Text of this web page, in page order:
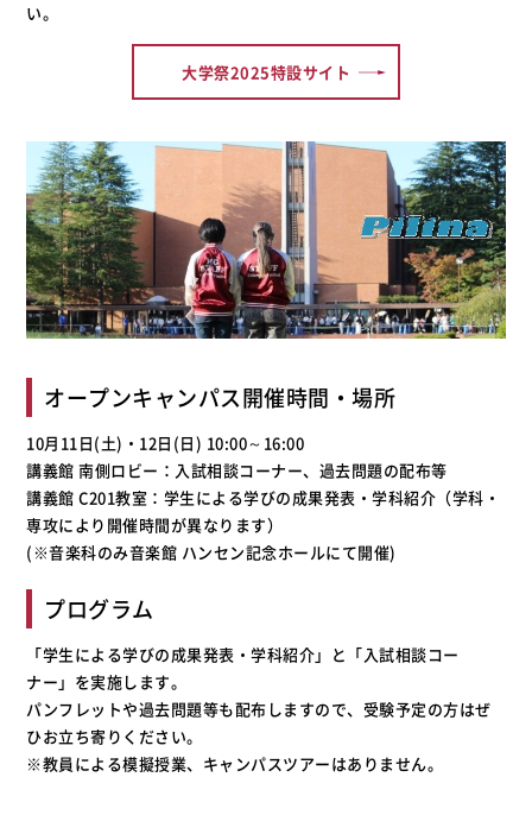
い。
大学祭2025特設サイト
オープンキャンパス開催時間・場所
10月11日(土)・12日(日) 10:00～16:00
講義館 南側ロビー：入試相談コーナー、過去問題の配布等
講義館 C201教室：学生による学びの成果発表・学科紹介（学科・
専攻により開催時間が異なります）
(※音楽科のみ音楽館 ハンセン記念ホールにて開催)
プログラム
「学生による学びの成果発表・学科紹介」と「入試相談コー
ナー」を実施します。
パンフレットや過去問題等も配布しますので、受験予定の方はぜ
ひお立ち寄りください。
※教員による模擬授業、キャンパスツアーはありません。